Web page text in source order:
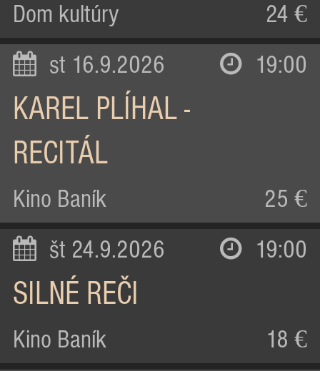
Dom kultúry 24 €
st 16.9.2026 19:00
KAREL PLÍHAL -
RECITÁL
Kino Baník 25 €
št 24.9.2026 19:00
SILNÉ REČI
Kino Baník 18 €